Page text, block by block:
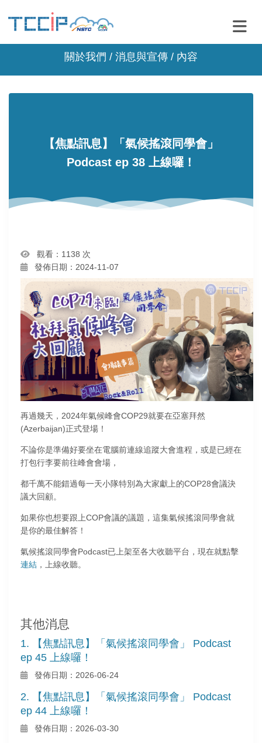
關於我們 / 消息與宣傳 / 內容
【焦點訊息】「氣候搖滾同學會」
Podcast ep 38 上線囉！
觀看：1138 次
發佈日期：2024-11-07
再過幾天，2024年氣候峰會COP29就要在亞塞拜然
(Azerbaijan)正式登場！
不論你是準備好要坐在電腦前連線追蹤大會進程，或是已經在
打包行李要前往峰會會場，
都千萬不能錯過每一天小隊特別為大家獻上的COP28會議決
議大回顧。
如果你也想要跟上COP會議的議題，這集氣候搖滾同學會就
是你的最佳解答！
氣候搖滾同學會Podcast已上架至各大收聽平台，現在就點擊
連結，上線收聽。
其他消息
1. 【焦點訊息】「氣候搖滾同學會」 Podcast
ep 45 上線囉！
發佈日期：2026-06-24
2. 【焦點訊息】「氣候搖滾同學會」 Podcast
ep 44 上線囉！
發佈日期：2026-03-30